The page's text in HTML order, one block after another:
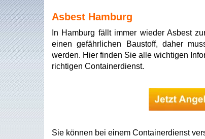
Asbest Hamburg
In Hamburg fällt immer wieder Asbest
einen gefährlichen Baustoff, daher
werden. Hier finden Sie alle wichtigen
richtigen Containerdienst.
Sie können bei einem Containerdienst